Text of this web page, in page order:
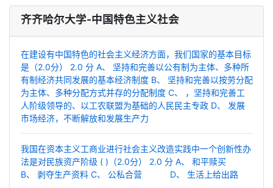
齐齐哈尔大学-中国特色主义社会
在建设有中国特色的社会主义经济方面，我们国家的基本目标
是（2.0分） 2.0 分 A、 坚持和完善以公有制为主体、多种所
有制经济共同发展的基本经济制度 B、 坚持和完善以按劳分配
为主体、多种分配方式并存的分配制度 C、 ，坚持和完善工
人阶级领导的、以工农联盟为基础的人民民主专政 D、 发展
市场经济，不断解放和发展生产力
我国在资本主义工商业进行社会主义改造实践中一个创新性办
法是对民族资产阶级 ( )（2.0分） 2.0 分 A、 和平赎买
B、 剥夺生产资料 C、 公私合营 D、 生活上给出路